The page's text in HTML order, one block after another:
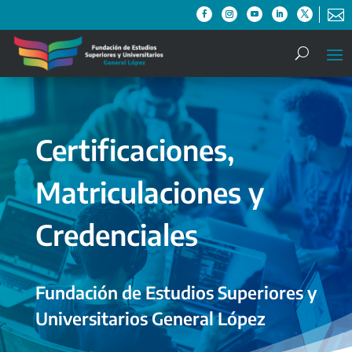

Certificaciones,
Matriculaciones y
Credenciales
Fundación de Estudios Superiores y
Universitarios General López